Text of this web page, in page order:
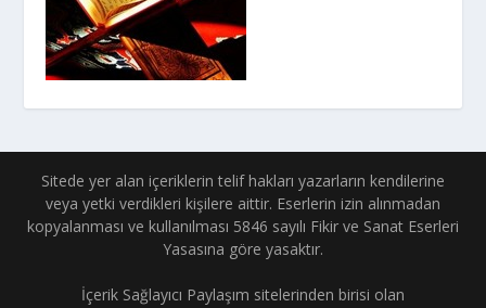
Sitede yer alan içeriklerin telif hakları yazarların kendilerine
veya yetki verdikleri kişilere aittir. Eserlerin izin alınmadan
kopyalanması ve kullanılması 5846 sayılı Fikir ve Sanat Eserleri
Yasasına göre yasaktır.
İçerik Sağlayıcı Paylaşım sitelerinden birisi olan